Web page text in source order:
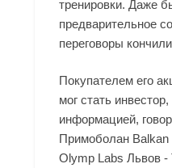
тренировки. Даже
предварительное
переговоры
Покупателем его
мог стать
информацией,
Примоболан
Olymp Labs Львов -